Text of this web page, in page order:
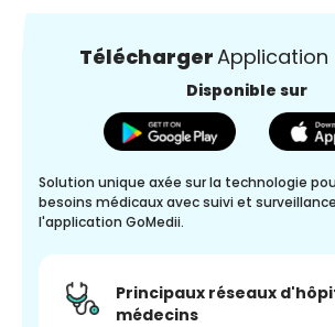
TéléchargerApplication
Disponible sur
Solution unique axée sur la technologie
besoins médicaux avec suivi et
l'application GoMedii.
Principaux réseaux
médecins